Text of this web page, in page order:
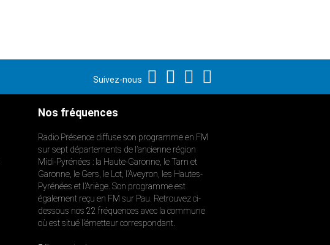
Suivez-nous
Nos fréquences
Radio Présence diffuse son programme en FM
sur sept départements de l’ancienne région
Midi-Pyrénées : la Haute-Garonne, le Tarn et
Garonne, le Gers, le Lot, l’Aveyron, les Hautes-
Pyrénées et l’Ariège. Son programme est
également reçu en FM sur Pau. Retrouvez ci-
dessous nos 22 fréquences avec la commune
où est situé l’émetteur correspondant.